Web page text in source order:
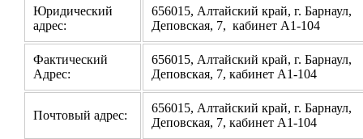
Юридический
адрес:
656015, Алтайский край, г. Барнаул,
Деповская, 7, кабинет А1-104
Фактический
Адрес:
656015, Алтайский край, г. Барнаул,
Деповская, 7, кабинет А1-104
Почтовый адрес:
656015, Алтайский край, г. Барнаул,
Деповская, 7, кабинет А1-104